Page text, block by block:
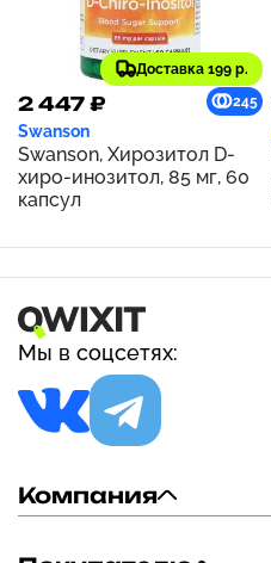
Доставка 199 р.
2 447 ₽ 245
Swanson
Swanson, Хирозитол D-
хиро-инозитол, 85 мг, 60
капсул
Мы в соцсетях:
Компания